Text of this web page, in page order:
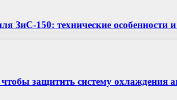
ЗиС-150: технические особенности
защитить систему охлаждения